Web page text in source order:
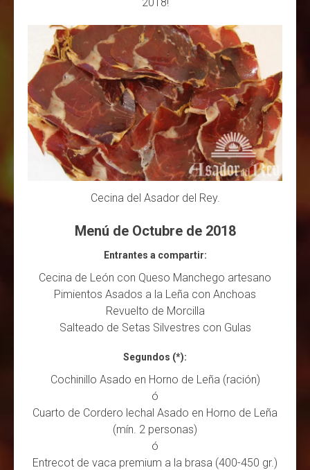
Cecina del Asador del Rey.
Menú de Octubre de 2018
Entrantes a compartir:
Cecina de León con Queso Manchego artesano
Pimientos Asados a la Leña con Anchoas
Revuelto de Morcilla
Salteado de Setas Silvestres con Gulas
Segundos (*):
Cochinillo Asado en Horno de Leña (ración)
ó
Cuarto de Cordero lechal Asado en Horno de Leña
(mín. 2 personas)
ó
Entrecot de vaca premium a la brasa (400-450 gr.)